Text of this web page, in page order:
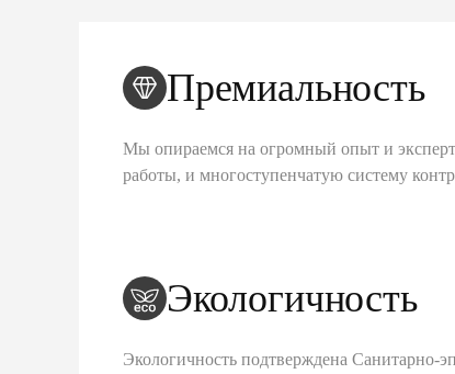
Премиальность
Мы опираемся на огромный опыт и
работы, и многоступенчатую систему
Экологичность
Экологичность подтверждена Санитарно-